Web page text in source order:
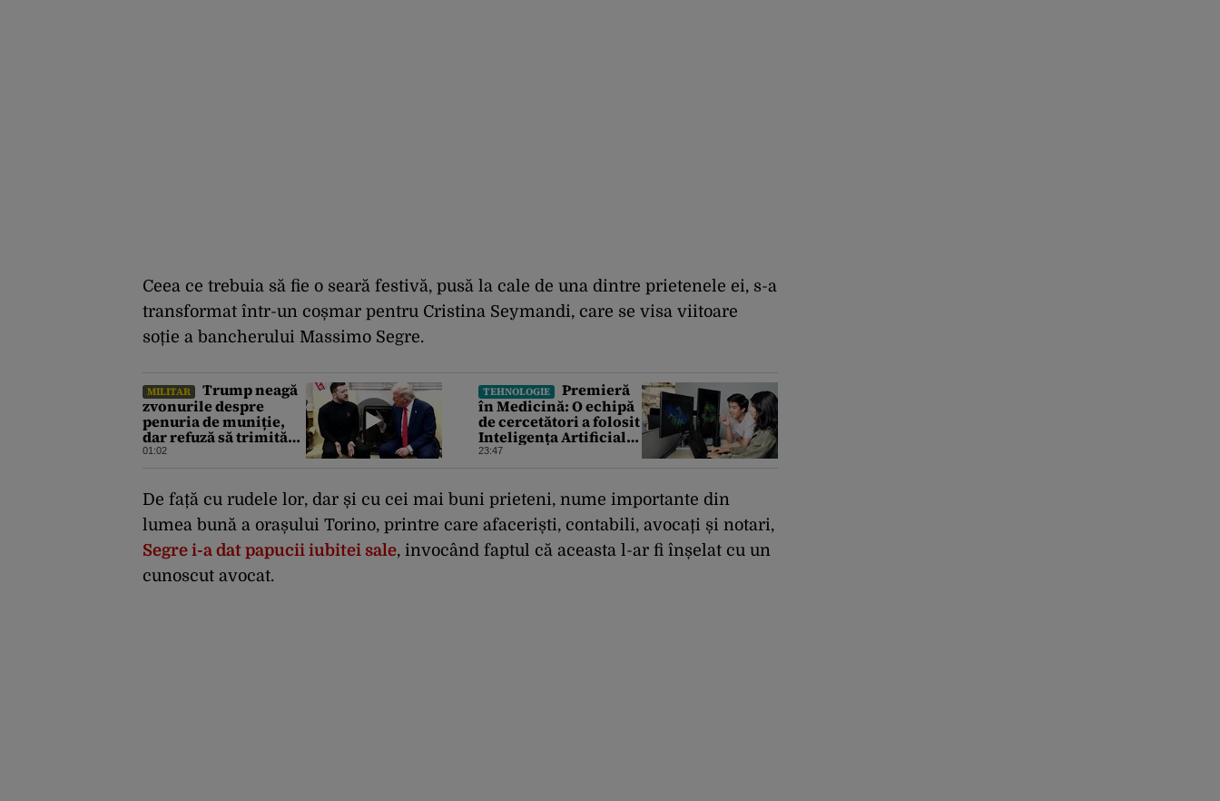
Ceea ce trebuia să fie o seară festivă, pusă la cale de una dintre prietenele ei, s-a
transformat într-un coșmar pentru Cristina Seymandi, care se visa viitoare
soție a bancherului Massimo Segre.
MILITAR
Trump neagă
zvonurile despre
penuria de muniție,
dar refuză să trimită
rachete Ucrainei:
01:02
TEHNOLOGIE
Premieră
în Medicină: O echipă
de cercetători a folosit
Inteligența Artificială
pentru a crea primele
23:47
De față cu rudele lor, dar și cu cei mai buni prieteni, nume importante din
lumea bună a orașului Torino, printre care afaceriști, contabili, avocați și notari,
Segre i-a dat papucii iubitei sale, invocând faptul că aceasta l-ar fi înșelat cu un
cunoscut avocat.